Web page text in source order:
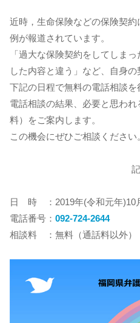
近時，生命保険などの保険契
例が報道されています。
「過大な保険契約をしてしま
した内容と違う」など、自身の
下記の日程で無料の電話相談を
電話相談の結果、必要と思わ
料）をご案内します。
この機会にぜひご相談ください
記
日 時 ：2019年(令和元年)10
電話番号： 092-724-2644
相談料 ：無料（通話料以外）